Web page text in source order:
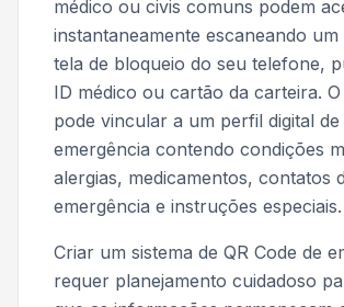
médico ou civis comuns podem
instantaneamente escaneando um
tela de bloqueio do seu telefone,
ID médico ou cartão da carteira. O
pode vincular a um perfil digital de
emergência contendo condições
alergias, medicamentos, contatos
emergência e instruções especiais.
Criar um sistema de QR Code de
requer planejamento cuidadoso